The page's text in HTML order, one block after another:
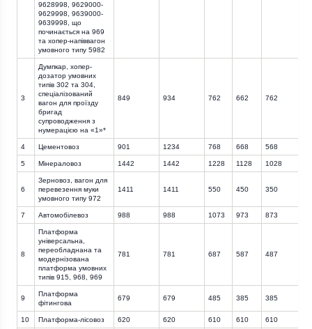
9628998, 9629000-
9629998, 9639000-
9639998, що
починається на 969
та хопер-напіввагон
умовного типу 5982
3
Думпкар, хопер-
дозатор умовних
типів 302 та 304,
спеціалізований
вагон для проїзду
бригад
супроводження з
нумерацією на «1»*
849 934 762 662 762
4 Цементовоз 901 1234 768 668 568
5 Мінераловоз 1442 1442 1228 1128 1028
6
Зерновоз, вагон для
перевезення муки
умовного типу 972
1411 1411 550 450 350
7 Автомобілевоз 988 988 1073 973 873
8
Платформа
універсальна,
переобладнана та
модернізована
платформа умовних
типів 915, 968, 969
781 781 687 587 487
9
Платформа
фітингова
679 679 485 385 385
10 Платформа-лісовоз 620 620 610 610 610